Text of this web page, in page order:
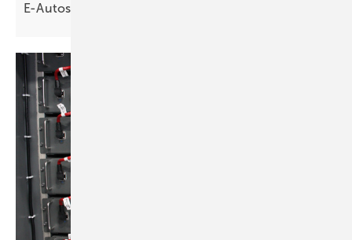
E-Aut os l aden: Volle Kraft